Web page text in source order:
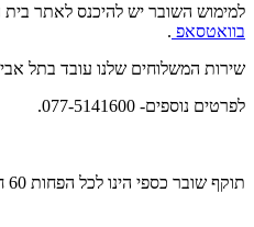
למימוש השובר יש להיכנס לאתר
בוואטסאפ .
שירות המשלוחים שלנו עובד בתל
לפרטים נוספים- 077-5141600.
תוקף שובר כספי הינו לכל הפחות 60 חודשים ממועד הפקתו. תוקף שובר לרכישת מוצר או שירות מסויים יהיה לכל הפחות 24 חודשים ממועד הפקתו